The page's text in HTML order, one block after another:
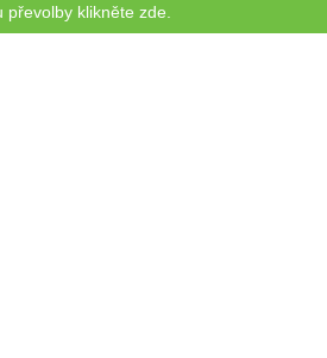
převolby klikněte zde.